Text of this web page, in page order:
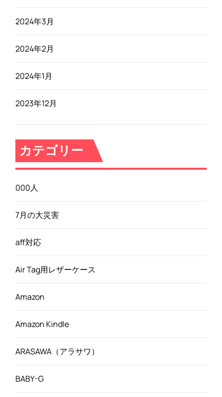
2024年3月
2024年2月
2024年1月
2023年12月
カテゴリー
000人
7月の大災害
aff対応
Air Tag用レザーケース
Amazon
Amazon Kindle
ARASAWA（アラサワ）
BABY-G